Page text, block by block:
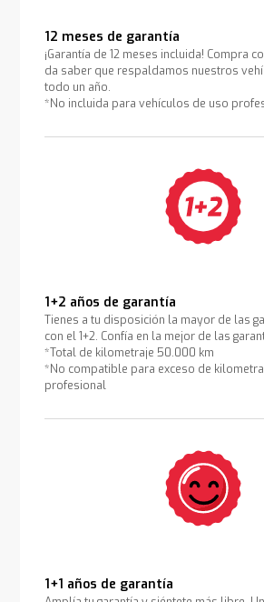
12 meses de garantía
¡Garantía de 12 meses incluida! Compra
da saber que respaldamos nuestros
todo un año.
*No incluida para vehículos de uso
1+2 años de garantía
Tienes a tu disposición la mayor de las
con el 1+2. Confía en la mejor de las
*Total de kilometraje 50.000 km
*No compatible para exceso de
profesional
1+1 años de garantía